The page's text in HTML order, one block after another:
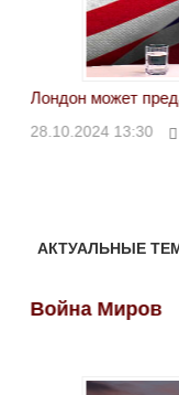
Лондон может
28.10.2024 13:30
АКТУАЛЬНЫЕ
Война Миров